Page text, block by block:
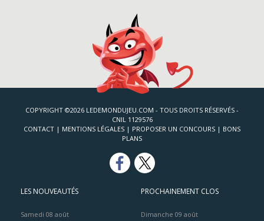
COPYRIGHT ©2026 LEDEMONDUJEU.COM - TOUS DROITS RÉSERVÉS -
CNIL 1129576
CONTACT | MENTIONS LÉGALES | PROPOSER UN CONCOURS | BONS
PLANS
LES NOUVEAUTÉS
Samedi 08 août
PROCHAINEMENT CLOS
Dimanche 09 août